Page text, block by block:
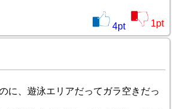
4pt 1pt
に、遊泳エリアだってガラ空きだっ